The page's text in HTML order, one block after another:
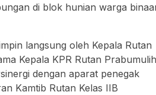
di blok hunian warga
langsung oleh Kepala Rutan
Kepala KPR Rutan
dengan aparat penegak
Kamtib Rutan Kelas IIB